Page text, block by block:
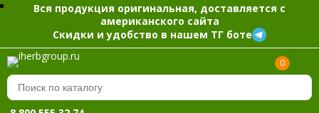
Вся продукция оригинальная, доставляется с
американского сайта
Скидки и удобство в нашем ТГ боте
0